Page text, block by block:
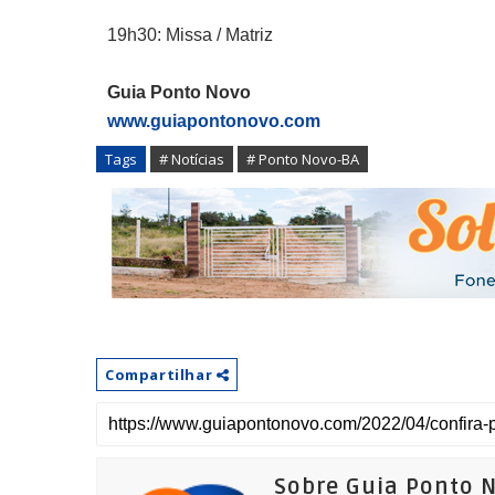
19h30: Missa / Matriz
Guia Ponto Novo
www.guiapontonovo.com
Tags # Notícias # Ponto Novo-BA
Compartilhar
Sobre Guia Ponto